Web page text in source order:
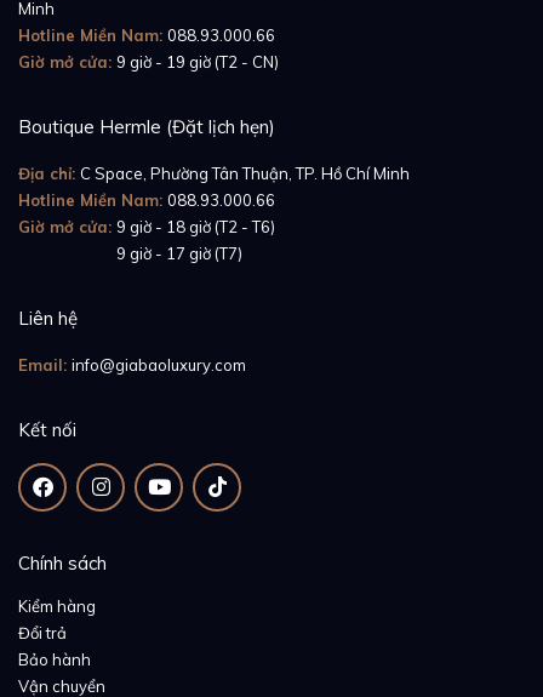
Minh
Hotline Miền Nam: 088.93.000.66
Giờ mở cửa: 9 giờ - 19 giờ (T2 - CN)
Boutique Hermle (Đặt lịch hẹn)
Địa chỉ: C Space, Phường Tân Thuận, TP. Hồ Chí Minh
Hotline Miền Nam: 088.93.000.66
Giờ mở cửa: 9 giờ - 18 giờ (T2 - T6)
9 giờ - 17 giờ (T7)
Liên hệ
Email: info@giabaoluxury.com
Kết nối
Chính sách
Kiểm hàng
Đổi trả
Bảo hành
Vận chuyển